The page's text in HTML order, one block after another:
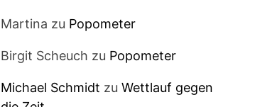
Martina zu Popometer
Birgit Scheuch zu Popometer
Michael Schmidt zu Wettlauf gegen